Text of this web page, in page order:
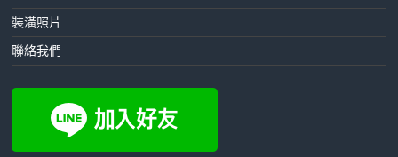
裝潢照片
聯絡我們